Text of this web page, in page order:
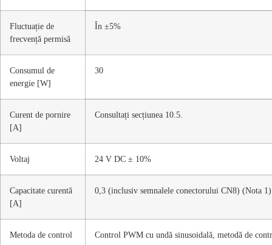
Fluctuație de
frecvență permisă
În ±5%
Consumul de
energie [W]
30
Curent de pornire
[A]
Consultați secțiunea 10.5.
Voltaj 24 V DC ± 10%
Capacitate curentă
[A]
0,3 (inclusiv semnalele conectorului CN8) (Nota 1)
Metoda de control Control PWM cu undă sinusoidală, metodă de